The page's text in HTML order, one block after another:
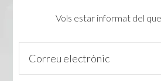
Vols estar informat del